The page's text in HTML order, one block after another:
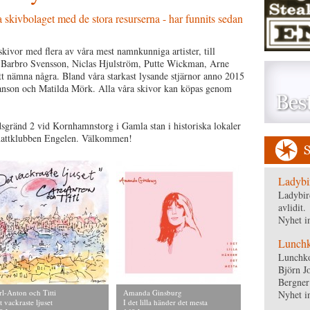
med de stora resurserna - har funnits sedan
med flera av våra mest namnkunniga artister, till
Svensson, Niclas Hjulström, Putte Wickman, Arne
några. Bland våra starkast lysande stjärnor anno 2015
och Matilda Mörk. Alla våra skivor kan köpas genom
2 vid Kornhamnstorg i Gamla stan i historiska lokaler
Engelen. Välkommen!
Anton och Titti
vackraste ljuset
Amanda Ginsburg
I det lilla händer det mesta
avlidit.
Nyhet
Björn
Nyhet